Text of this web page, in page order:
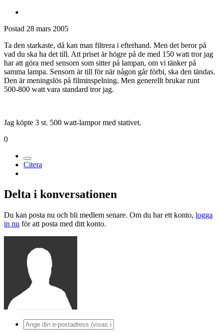
Postad 28 mars 2005
Ta den starkaste, då kan man filtrera i efterhand. Men det beror på
vad du ska ha det till. Att priset är högre på de med 150 watt tror jag
har att göra med sensorn som sitter på lampan, om vi tänker på
samma lampa. Sensorn är till för när någon går förbi, ska den tändas.
Den är meningslös på filminspelning. Men generellt brukar runt
500-800 watt vara standard tror jag.
Jag köpte 3 st. 500 watt-lampor med stativet.
0
Citera
Delta i konversationen
Du kan posta nu och bli medlem senare. Om du har ett konto, logga
in nu för att posta med ditt konto.